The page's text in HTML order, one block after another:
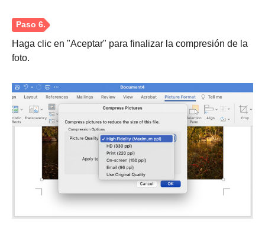
Haga clic en "Aceptar" para finalizar la compresión de la
foto.